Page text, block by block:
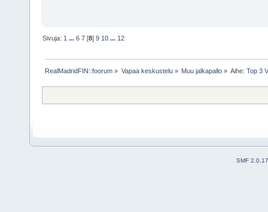
Sivuja: 1 ...6 7 [8]9 10 ... 12
RealMadridFIN::foorum » Vapaa keskustelu» Muu jalkapallo» Aihe:Top 3
SMF 2.0.17